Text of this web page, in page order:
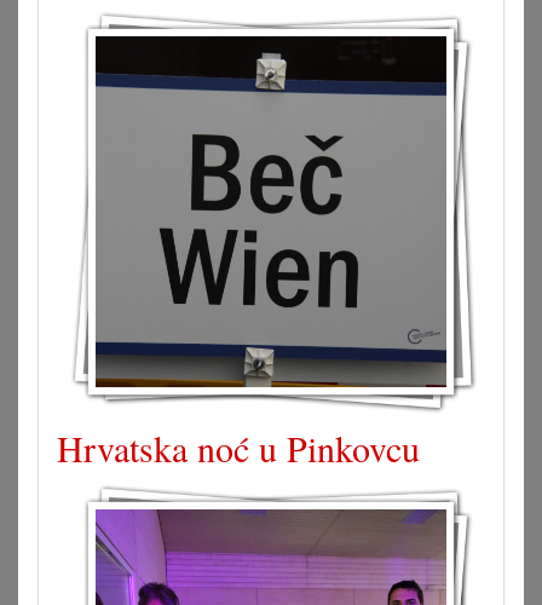
Hrvatska noć u Pinkovcu